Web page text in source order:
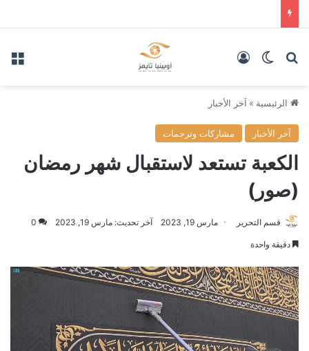
بحث عنالوضع المظلم
الرئيسية » آخر الأخبار
آخر الأخبار مشاركات وترجمات
الكعبة تستعد لاستقبال شهر رمضان
(صور)
قسم التحرير مارس 19, 2023 آخر تحديث: مارس 19, 2023 0
دقيقة واحدة